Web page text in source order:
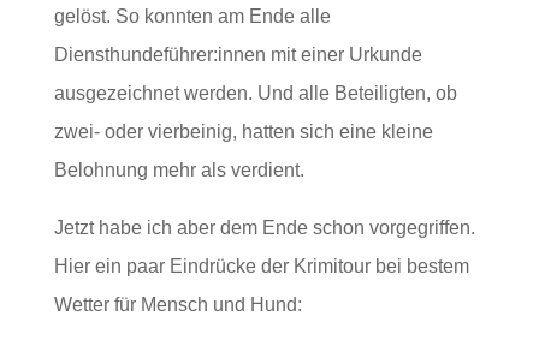
gelöst. So konnten am Ende alle
Diensthundeführer:innen mit einer Urkunde
ausgezeichnet werden. Und alle Beteiligten, ob
zwei- oder vierbeinig, hatten sich eine kleine
Belohnung mehr als verdient.
Jetzt habe ich aber dem Ende schon vorgegriffen.
Hier ein paar Eindrücke der Krimitour bei bestem
Wetter für Mensch und Hund: